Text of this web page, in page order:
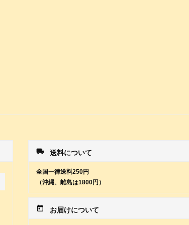
local_shipping 送料について
全国一律送料250円
（沖縄、離島は1800円）
today お届けについて